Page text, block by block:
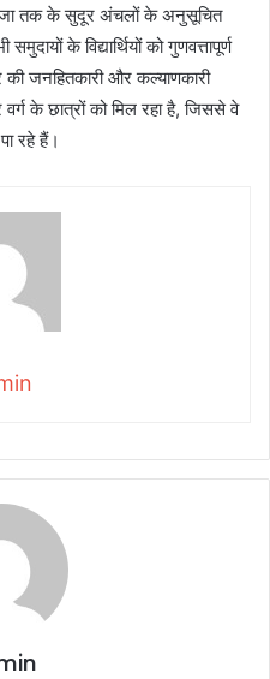
तक के सुदूर अंचलों के अनुसूचित
के विद्यार्थियों को गुणवत्तापूर्ण
की जनहितकारी और कल्याणकारी
के छात्रों को मिल रहा है, जिससे वे
रहे हैं।